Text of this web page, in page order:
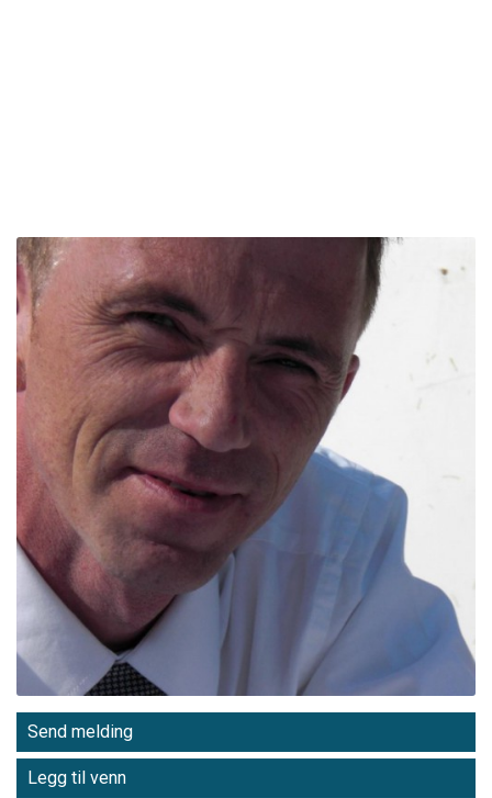
Send melding
Legg til venn